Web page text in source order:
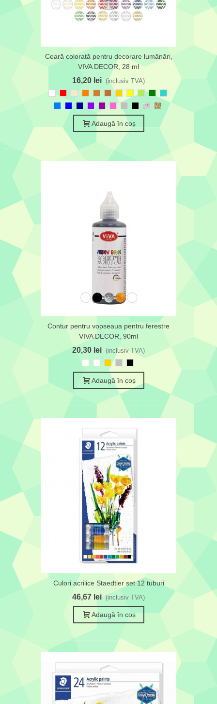
Ceară colorată pentru decorare lumânări,
VIVA DECOR, 28 ml
16,20 lei (inclusiv TVA)
Alb
șampanie
Cupru GalbenVerde
deschis
Albastru
turcoaz
Albastru
azur
Albastru
închis
Purpuriu
Roz
aprins
Argintiu
silver
NegruSclipici
argintiu
Sclipici
auriu
Adaugă în coș
Contur pentru vopseaua pentru ferestre
VIVA DECOR, 90ml
20,30 lei (inclusiv TVA)
TransparentAuriu
silver
Adaugă în coș
Culori acrilice Staedtler set 12 tuburi
46,67 lei (inclusiv TVA)
Adaugă în coș